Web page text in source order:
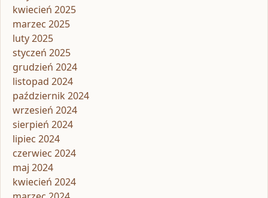
kwiecień 2025
marzec 2025
luty 2025
styczeń 2025
grudzień 2024
listopad 2024
październik 2024
wrzesień 2024
sierpień 2024
lipiec 2024
czerwiec 2024
maj 2024
kwiecień 2024